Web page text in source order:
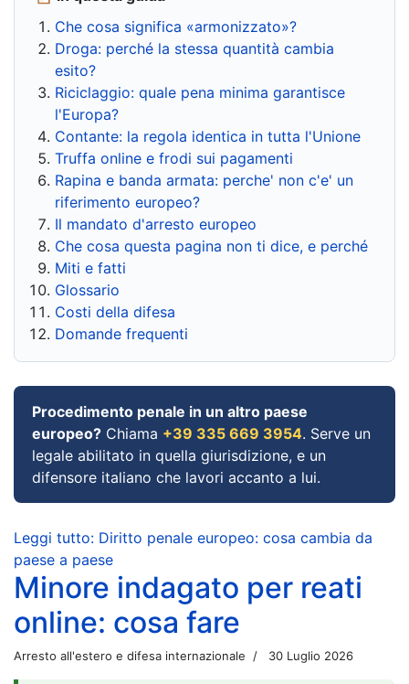
Che cosa significa «armonizzato»?
Droga: perché la stessa quantità cambia
esito?
Riciclaggio: quale pena minima garantisce
l'Europa?
Contante: la regola identica in tutta l'Unione
Truffa online e frodi sui pagamenti
Rapina e banda armata: perche' non c'e' un
riferimento europeo?
Il mandato d'arresto europeo
Che cosa questa pagina non ti dice, e perché
Miti e fatti
Glossario
Costi della difesa
Domande frequenti
Procedimento penale in un altro paese
europeo? Chiama +39 335 669 3954. Serve un
legale abilitato in quella giurisdizione, e un
difensore italiano che lavori accanto a lui.
Leggi tutto: Diritto penale europeo: cosa cambia da
paese a paese
Minore indagato per reati
online: cosa fare
Arresto all'estero e difesa internazionale 30 Luglio 2026